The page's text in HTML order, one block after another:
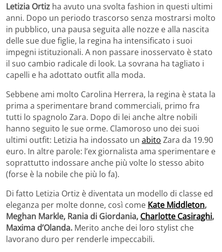
Letizia Ortiz ha avuto una svolta fashion in questi ultimi
anni. Dopo un periodo trascorso senza mostrarsi molto
in pubblico, una pausa seguita alle nozze e alla nascita
delle sue due figlie, la regina ha intensificato i suoi
impegni istituzionali. A non passare inosservato è stato
il suo cambio radicale di look. La sovrana ha tagliato i
capelli e ha adottato outfit alla moda.
Sebbene ami molto Carolina Herrera, la regina è stata la
prima a sperimentare brand commerciali, primo fra
tutti lo spagnolo Zara. Dopo di lei anche altre nobili
hanno seguito le sue orme. Clamoroso uno dei suoi
ultimi outfit: Letizia ha indossato un abito Zara da 19.90
euro. In altre parole: l’ex giornalista ama sperimentare e
soprattutto indossare anche più volte lo stesso abito
(forse è la nobile che più lo fa).
Di fatto Letizia Ortiz è diventata un modello di classe ed
eleganza per molte donne, così come Kate Middleton,
Meghan Markle, Rania di Giordania, Charlotte Casiraghi,
Maxima d’Olanda. Merito anche dei loro stylist che
lavorano duro per renderle impeccabili.